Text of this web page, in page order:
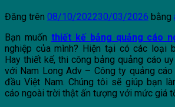
Đăng trên 08/10/202230/03/2026 bằng
Bạn muốn thiết kế bảng quảng cáo
nghiệp của mình? Hiện tại có các loại
Hay thiết kế, thi công bảng quảng cáo
với Nam Long Adv – Công ty quảng cáo
đầu Việt Nam. Chúng tôi sẽ giúp bạn
cáo ngoài trời thật ấn tượng với mức giá